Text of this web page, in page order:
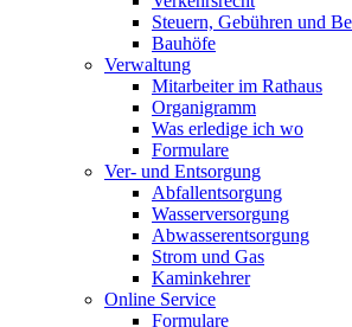
Steuern, Gebühren und
Bauhöfe
Verwaltung
Mitarbeiter im Rathaus
Organigramm
Was erledige ich wo
Formulare
Ver- und Entsorgung
Abfallentsorgung
Wasserversorgung
Abwasserentsorgung
Strom und Gas
Kaminkehrer
Online Service
Formulare